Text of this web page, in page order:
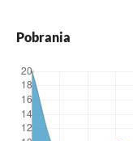
Pobrania